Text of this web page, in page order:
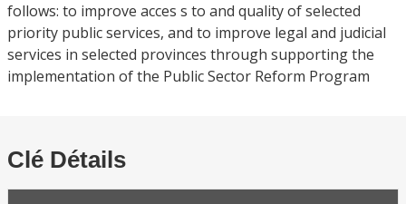
follows: to improve acces s to and quality of selected
priority public services, and to improve legal and judicial
services in selected provinces through supporting the
implementation of the Public Sector Reform Program
Clé Détails